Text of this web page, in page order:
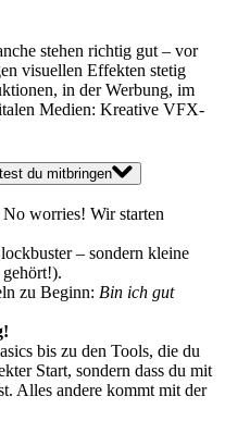
stehen richtig gut – vor
visuellen Effekten stetig
in der Werbung, im
Medien: Kreative VFX-
du mitbringen
worries! Wir starten
– sondern kleine
zu Beginn: Bin ich gut
bis zu den Tools, die du
Start, sondern dass du mit
Alles andere kommt mit der